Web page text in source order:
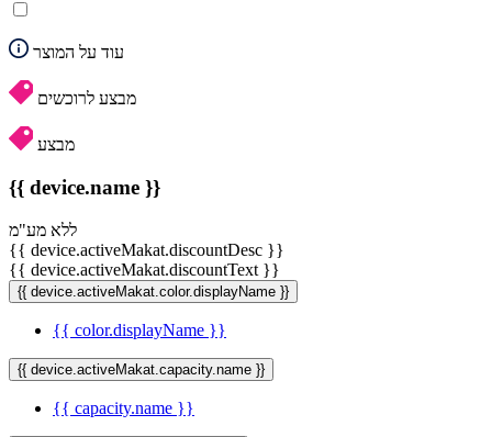
עוד על המוצר
מבצע לרוכשים
מבצע
{{ device.name }}
ללא מע"מ
{{ device.activeMakat.discountDesc }}
{{ device.activeMakat.discountText }}
{{ device.activeMakat.color.displayName }}
{{ color.displayName }}
{{ device.activeMakat.capacity.name }}
{{ capacity.name }}